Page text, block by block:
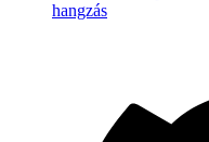
hangzás